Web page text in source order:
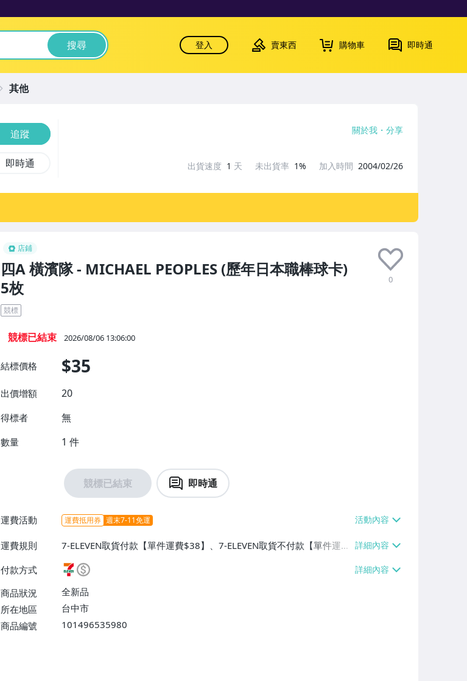
搜尋 登入 賣東西 購物車 即時通
店鋪
四A 橫濱隊 - MICHAEL PEOPLES (歷年日本職棒球卡)
5枚
0
競標
競標已結束 2026/08/06 13:06:00
結標價格 $35
出價增額 20
得標者 無
數量 1 件
競標已結束 即時通
運費活動 運費抵用券 週末7-11免運
運費規則
7-ELEVEN取貨付款【單件運費$38】、7-ELEVEN取貨不付款【單件運費
$38】、宅配/貨運【單件運費$60、消費滿$1000免運費】、郵局掛號
【單件運費$31、滿10件或消費滿$700免運費】、低溫配送【單件運費
$60】
付款方式
商品狀況
全新品
所在地區
台中市
商品編號
101496535980
追蹤
即時通
關於我 分享
出貨速度 1 天 未出貨率 1% 加入時間 2004/02/26
其他